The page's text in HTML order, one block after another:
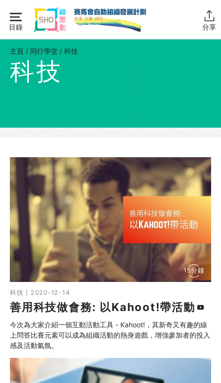
content
目錄 分享
主頁
同行學堂
同行學堂・簡介
組織管理
網上自學課程
自助組織訓練學院
同行故事館
同行社區伙伴
搜尋自助組織
SHO專題
關於我們
媒體報導
主頁 / 同行學堂 / 科技
科技
科技 | 2020-12-14
15分鐘
善用科技做會務: 以Kahoot!帶活動
今次為大家介紹一個互動活動工具 - Kahoot!，其新奇又有趣的線
上問答比賽元素可以成為組織活動的熱身遊戲，增強參加者的投入
感及活動氣氛。